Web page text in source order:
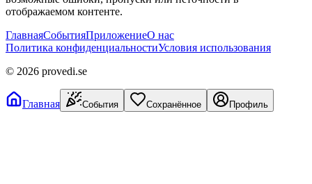
отображаемом контенте.
ГлавнаяСобытияПриложениеО нас
Политика конфиденциальностиУсловия использования
© 2026 provedi.se
Главная События Сохранённое Профиль